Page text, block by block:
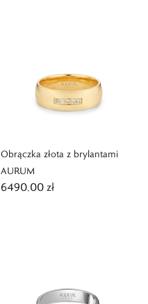
Obrączka złota z brylantami
AURUM
6490,00 zł